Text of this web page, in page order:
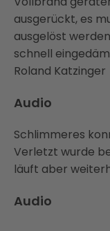
ausgerückt, es
ausgelöst
schnell
Roland Katzinger
Audio
Schlimmeres
Verletzt wurde
läuft aber
Audio